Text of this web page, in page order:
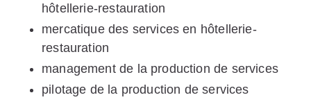
hôtellerie-restauration
mercatique des services en hôtellerie-
restauration
management de la production de services
pilotage de la production de services